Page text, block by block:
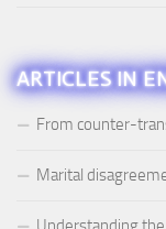
ARTICLES IN
From counter-
Marital